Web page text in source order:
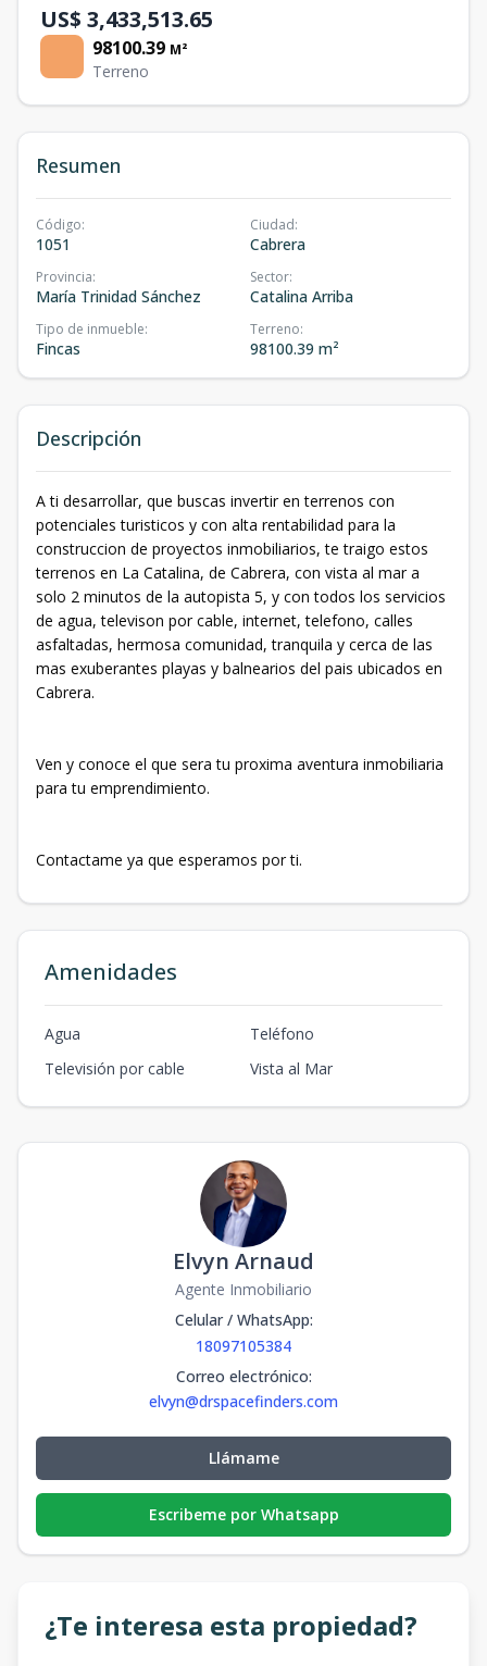
US$ 3,433,513.65
98100.39 M²
Terreno
Resumen
Código:
1051
Ciudad:
Cabrera
Provincia:
María Trinidad Sánchez
Sector:
Catalina Arriba
Tipo de inmueble:
Fincas
Terreno:
98100.39 m²
Descripción
A ti desarrollar, que buscas invertir en terrenos con
potenciales turisticos y con alta rentabilidad para la
construccion de proyectos inmobiliarios, te traigo estos
terrenos en La Catalina, de Cabrera, con vista al mar a
solo 2 minutos de la autopista 5, y con todos los servicios
de agua, televison por cable, internet, telefono, calles
asfaltadas, hermosa comunidad, tranquila y cerca de las
mas exuberantes playas y balnearios del pais ubicados en
Cabrera.
Ven y conoce el que sera tu proxima aventura inmobiliaria
para tu emprendimiento.
Contactame ya que esperamos por ti.
Amenidades
Agua
Teléfono
Televisión por cable
Vista al Mar
Elvyn Arnaud
Agente Inmobiliario
Celular / WhatsApp:
18097105384
Correo electrónico:
elvyn@drspacefinders.com
Llámame
Escribeme por Whatsapp
¿Te interesa esta propiedad?